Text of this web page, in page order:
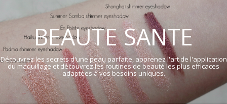
BEAUTE SANTE
Découvrez les secrets d'une peau parfaite, apprenez l'art de l'application
du maquillage et découvrez les routines de beauté les plus efficaces
adaptées à vos besoins uniques.